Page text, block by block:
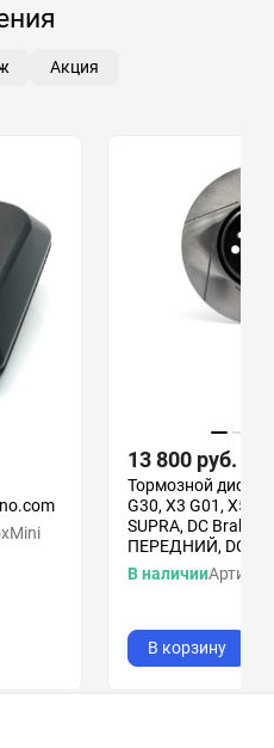
Акция
13 800 руб.
Тормозной диск
G30, X3 G01, X5
SUPRA, DC Brakes
ПЕРЕДНИЙ,
В наличииАртикул
В корзину